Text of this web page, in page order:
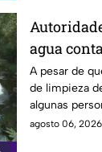
agua
A pesar de
de limpieza
algunas
canal de
agosto 06,